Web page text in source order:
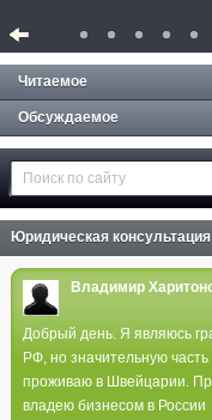
Полиция не
поджога в лесах
Читаемое
Обсуждаемое
Юридическая консультация
Владимир
Добрый день. Я являюсь
РФ, но значительную
проживаю в Швейцарии.
владею бизнесом в России